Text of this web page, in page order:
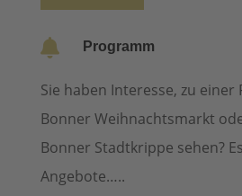
 Programm
Sie haben Interesse, zu
Bonner Weihnachtsmarkt
Bonner Stadtkrippe sehen?
Angebote…..